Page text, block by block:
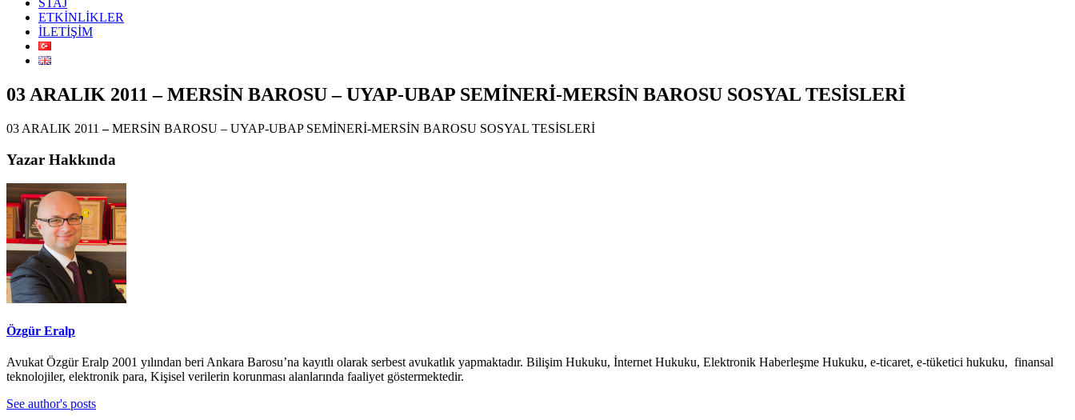
STAJ
ETKİNLİKLER
İLETİŞİM
03 ARALIK 2011 – MERSİN BAROSU – UYAP-UBAP SEMİNERİ-MERSİN BAROSU SOSYAL TESİSLERİ
03 ARALIK 2011–MERSİN BAROSU – UYAP-UBAP SEMİNERİ-MERSİN BAROSU SOSYAL TESİSLERİ
Yazar Hakkında
Özgür Eralp
Avukat Özgür Eralp 2001 yılından beri Ankara Barosu’na kayıtlı olarak serbest avukatlık yapmaktadır. Bilişim Hukuku, İnternet Hukuku, Elektronik Haberleşme Hukuku, e-ticaret, e-tüketici hukuku, finansal
teknolojiler, elektronik para, Kişisel verilerin korunması alanlarında faaliyet göstermektedir.
See author's posts